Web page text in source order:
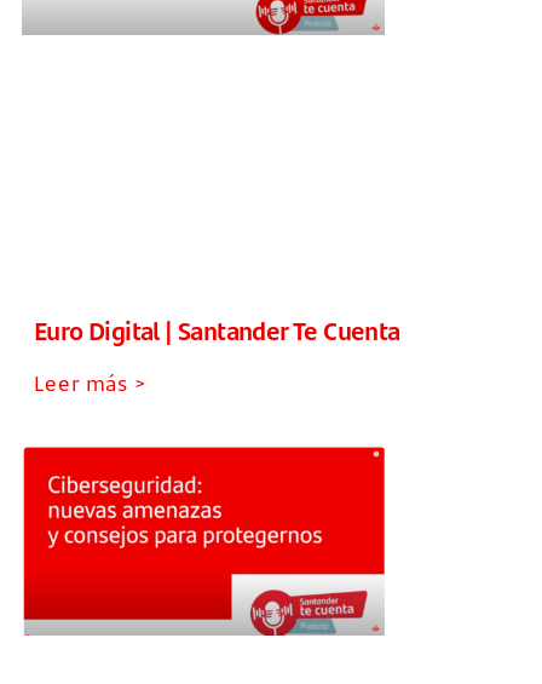
Euro Digital | Santander Te Cuenta
Leer más >